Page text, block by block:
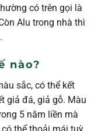
có trên gọi là
Alu trong nhà thì
nào?
sắc, có thể kết
giả đá, giả gỗ. Màu
5 năm liền mà